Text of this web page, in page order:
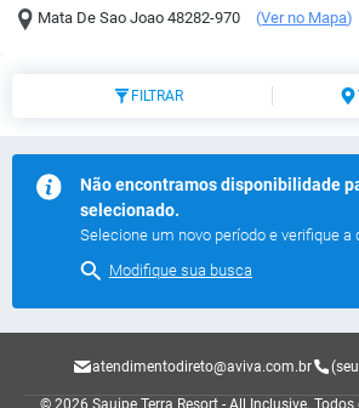
Mata De Sao Joao 48282-970 (Ver no Mapa)
FILTRAR
Não encontramos disponibilidade
selecionado.
Selecione um novo período e verifique a
Modifique sua busca
atendimentodireto@aviva.com.br
© 2026 Sauipe Terra Resort - All Inclusive. Todos